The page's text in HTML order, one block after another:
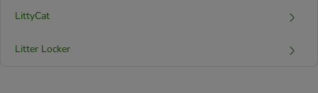
LittyCat
Litter Locker